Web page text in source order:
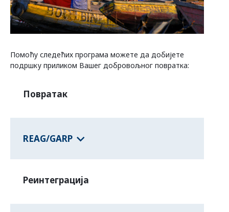
Програми савезних држава
Информације о земљама
Помоћу следећих програма можете да добијете
подршку приликом Вашег добровољног повратка:
Повратак
REAG/GARP
Реинтеграција